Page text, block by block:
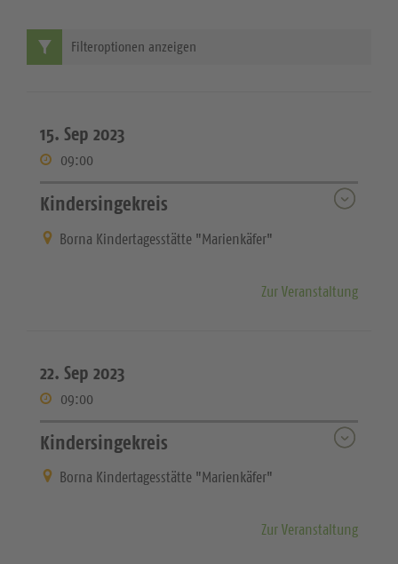
15. Sep 2023
09:00
Kindersingekreis
Borna Kindertagesstätte "Marienkäfer"
Zur Veranstaltung
22. Sep 2023
09:00
Kindersingekreis
Borna Kindertagesstätte "Marienkäfer"
Zur Veranstaltung
Filteroptionen anzeigen